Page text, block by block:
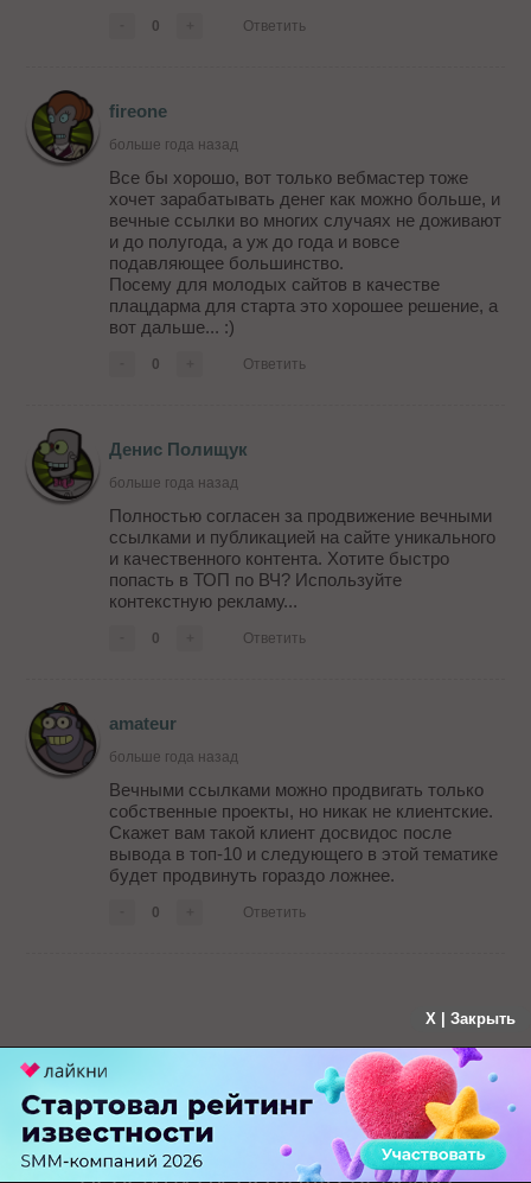
0 Ответить
fireone
больше года назад
Все бы хорошо, вот только вебмастер тоже
хочет зарабатывать денег как можно больше, и
вечные ссылки во многих случаях не доживают
и до полугода, а уж до года и вовсе
подавляющее большинство.
Посему для молодых сайтов в качестве
плацдарма для старта это хорошее решение, а
вот дальше... :)
0 Ответить
Денис Полищук
больше года назад
Полностью согласен за продвижение вечными
ссылками и публикацией на сайте уникального
и качественного контента. Хотите быстро
попасть в ТОП по ВЧ? Используйте
контекстную рекламу...
0 Ответить
amateur
больше года назад
Вечными ссылками можно продвигать только
собственные проекты, но никак не клиентские.
Скажет вам такой клиент досвидос после
вывода в топ-10 и следующего в этой тематике
будет продвинуть гораздо ложнее.
0 Ответить
X | Закрыть